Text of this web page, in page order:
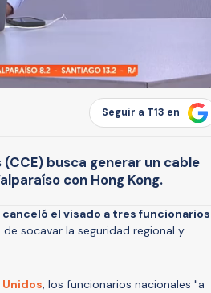
Seguir a T13 en
busca generar un cable
con Hong Kong.
canceló el visado a tres funcionarios
socavar la seguridad regional y
, los funcionarios nacionales "a